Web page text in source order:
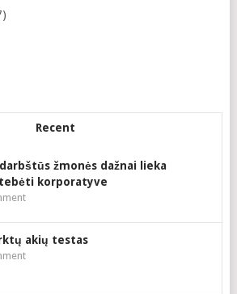
Recent
žmonės dažnai lieka
korporatyve
akių testas